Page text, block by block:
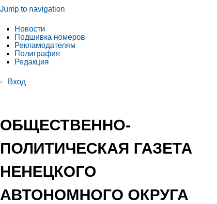
Jump to navigation
Новости
Подшивка номеров
Рекламодателям
Полиграфия
Редакция
Вход
ОБЩЕСТВЕННО-
ПОЛИТИЧЕСКАЯ ГАЗЕТА
НЕНЕЦКОГО
АВТОНОМНОГО ОКРУГА